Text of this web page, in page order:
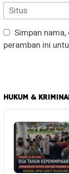
Simpan
peramban ini
HUKUM &